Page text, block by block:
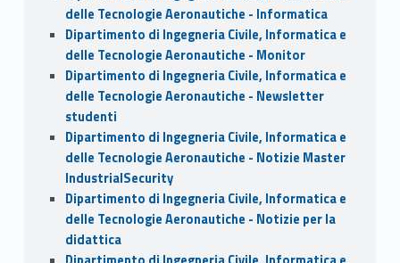
delle Tecnologie Aeronautiche - Informatica
Dipartimento di Ingegneria Civile, Informatica e
delle Tecnologie Aeronautiche - Monitor
Dipartimento di Ingegneria Civile, Informatica e
delle Tecnologie Aeronautiche - Newsletter
studenti
Dipartimento di Ingegneria Civile, Informatica e
delle Tecnologie Aeronautiche - Notizie Master
IndustrialSecurity
Dipartimento di Ingegneria Civile, Informatica e
delle Tecnologie Aeronautiche - Notizie per la
didattica